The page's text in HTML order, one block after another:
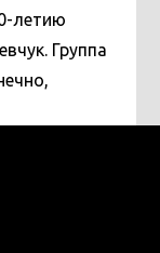
летию
Группа